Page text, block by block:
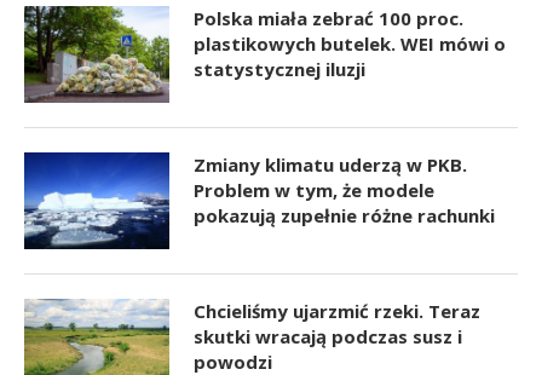
Polska miała zebrać 100 proc.
plastikowych butelek. WEI mówi o
statystycznej iluzji
Zmiany klimatu uderzą w PKB.
Problem w tym, że modele
pokazują zupełnie różne rachunki
Chcieliśmy ujarzmić rzeki. Teraz
skutki wracają podczas susz i
powodzi